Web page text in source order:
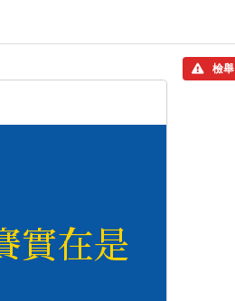
檢舉